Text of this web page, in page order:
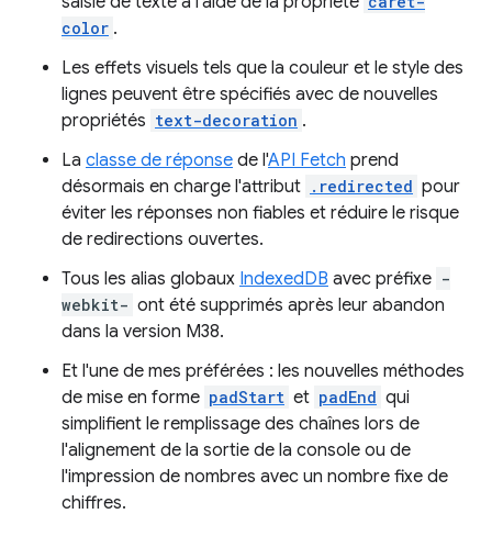
color .
Les effets visuels tels que la couleur et le style des
lignes peuvent être spécifiés avec de nouvelles
propriétés text-decoration .
La classe de réponse de l'API Fetch prend
désormais en charge l'attribut .redirected pour
éviter les réponses non fiables et réduire le risque
de redirections ouvertes.
Tous les alias globaux IndexedDB avec préfixe -
webkit- ont été supprimés après leur abandon
dans la version M38.
Et l'une de mes préférées : les nouvelles méthodes
de mise en forme padStart et padEnd qui
simplifient le remplissage des chaînes lors de
l'alignement de la sortie de la console ou de
l'impression de nombres avec un nombre fixe de
chiffres.